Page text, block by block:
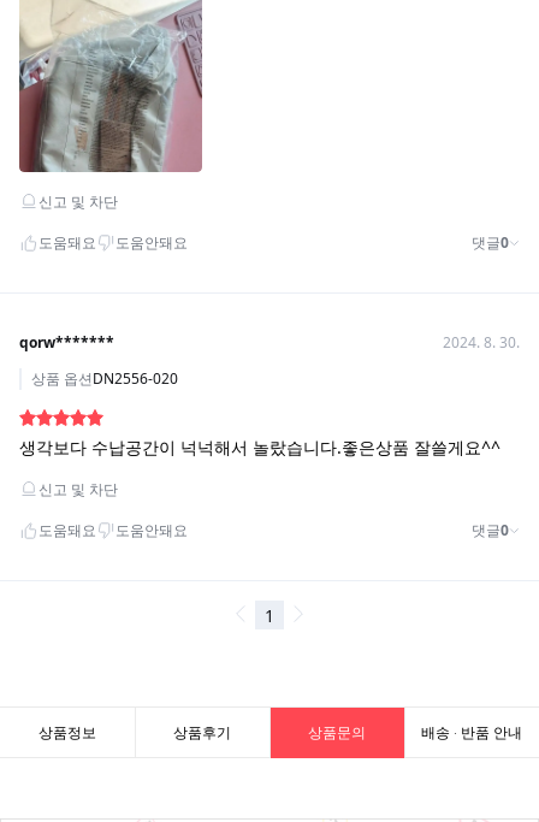
상품정보 상품후기 상품문의 배송 · 반품 안내